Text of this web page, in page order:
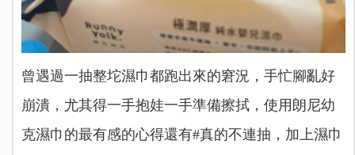
曾遇過一抽整坨濕巾都跑出來的窘況，手忙腳亂好
崩潰，尤其得一手抱娃一手準備擦拭，使用朗尼幼
克濕巾的最有感的心得還有#真的不連抽，加上濕巾